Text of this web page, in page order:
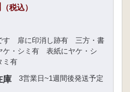
（税込）
す 扉に印消し跡有 三方・書
ケ・シミ有 表紙にヤケ・シ
ミ有
庫 3営業日~1週間後発送予定